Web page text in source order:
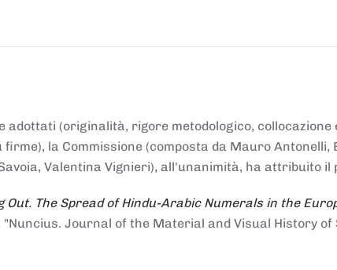
adottati (originalità, rigore metodologico,
la Commissione (composta da Mauro Antonelli,
Valentina Vignieri), all'unanimità, ha attribuito il
Out. The Spread of Hindu-Arabic Numerals in the
"Nuncius. Journal of the Material and Visual History of